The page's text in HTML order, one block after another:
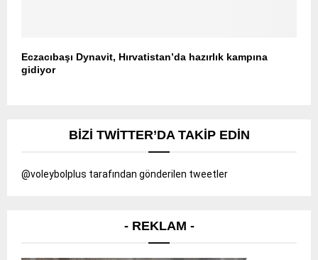
Eczacıbaşı Dynavit, Hırvatistan’da hazırlık kampına
gidiyor
BIZI TWITTER’DA TAKIP EDIN
@voleybolplus tarafından gönderilen tweetler
- REKLAM -